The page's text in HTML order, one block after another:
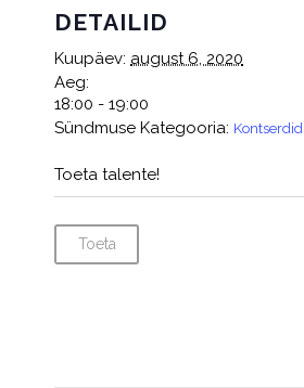
DETAILID
Kuupäev: august 6, 2020
Aeg:
18:00 - 19:00
Sündmuse Kategooria: Kontserdid
Toeta talente!
Toeta